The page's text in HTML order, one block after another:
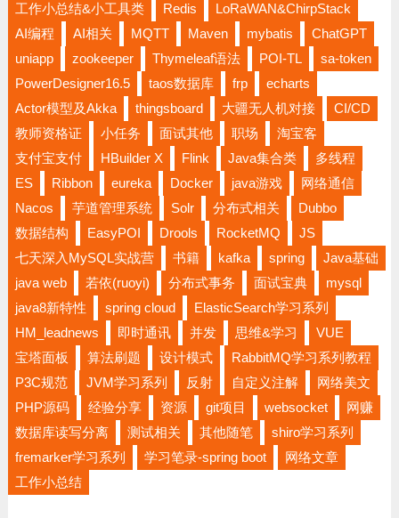
工作小总结&小工具类 Redis
LoRaWAN&ChirpStack
AI编程
AI相关 MQTT Maven mybatis
ChatGPT
uniapp
zookeeper Thymeleaf语法 POI-TL
sa-token
PowerDesigner16.5
taos数据库 frp
echarts
Actor模型及Akka
thingsboard 大疆无人机对接
CI/CD
教师资格证
小任务 面试其他 职场
淘宝客
支付宝支付
HBuilder X Flink Java集合类
多线程
ES
Ribbon eureka Docker java游戏
网络通信
Nacos
芋道管理系统 Solr 分布式相关
Dubbo
数据结构
EasyPOI Drools RocketMQ
JS
七天深入MySQL实战营
书籍 kafka spring
Java基础
java web
若依(ruoyi) 分布式事务 面试宝典
mysql
java8新特性
spring cloud
ElasticSearch学习系列
HM_leadnews
即时通讯 并发 思维&学习
VUE
宝塔面板
算法刷题 设计模式
RabbitMQ学习系列教程
P3C规范
JVM学习系列 反射 自定义注解
网络美文
PHP源码
经验分享 资源 git项目 websocket
网赚
数据库读写分离
测试相关 其他随笔
shiro学习系列
fremarker学习系列
学习笔录-spring boot
网络文章
工作小总结